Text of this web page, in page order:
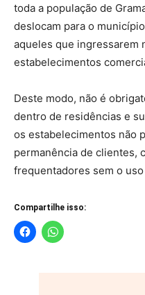
toda a população de
deslocam para o
aqueles que ingressarem
estabelecimentos
Deste modo, não é
dentro de residências e
os estabelecimentos não
permanência de clientes,
frequentadores sem o uso
Compartilhe isso: